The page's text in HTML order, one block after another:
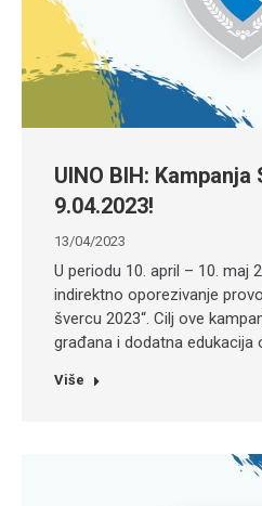
UINO BIH:
9.04.2023!
13/04/2023
U periodu 10. april – 10. maj
indirektno oporezivanje
švercu 2023“. Cilj ove
građana i dodatna edukacija
Više